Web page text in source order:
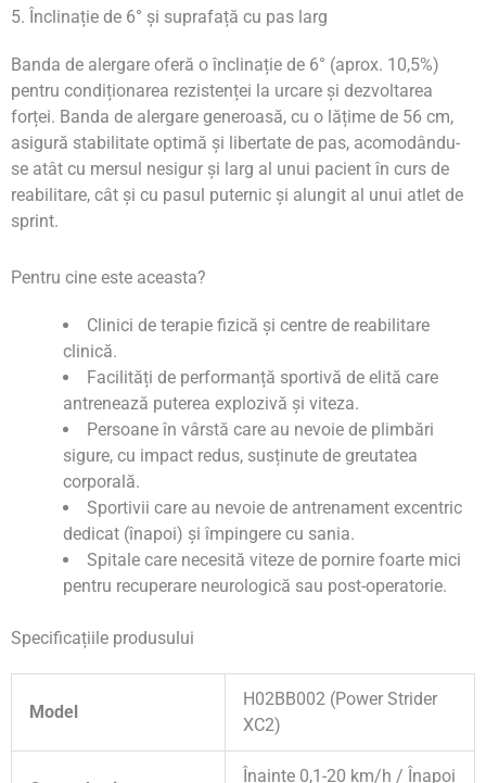
5. Înclinație de 6° și suprafață cu pas larg
Banda de alergare oferă o înclinație de 6° (aprox. 10,5%)
pentru condiționarea rezistenței la urcare și dezvoltarea
forței. Banda de alergare generoasă, cu o lățime de 56 cm,
asigură stabilitate optimă și libertate de pas, acomodându-
se atât cu mersul nesigur și larg al unui pacient în curs de
reabilitare, cât și cu pasul puternic și alungit al unui atlet de
sprint.
Pentru cine este aceasta?
Clinici de terapie fizică și centre de reabilitare
clinică.
Facilități de performanță sportivă de elită care
antrenează puterea explozivă și viteza.
Persoane în vârstă care au nevoie de plimbări
sigure, cu impact redus, susținute de greutatea
corporală.
Sportivii care au nevoie de antrenament excentric
dedicat (înapoi) și împingere cu sania.
Spitale care necesită viteze de pornire foarte mici
pentru recuperare neurologică sau post-operatorie.
Specificațiile produsului
Model
H02BB002 (Power Strider
XC2)
Înainte 0,1-20 km/h / Înapoi